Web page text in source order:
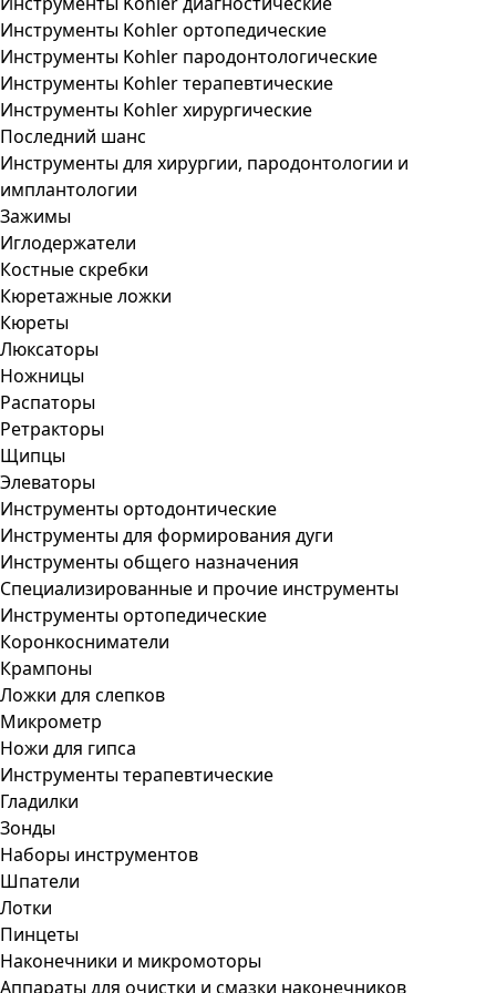
Инструменты Kohler ортопедические
Инструменты Kohler пародонтологические
Инструменты Kohler терапевтические
Инструменты Kohler хирургические
Последний шанс
Инструменты для хирургии, пародонтологии и
имплантологии
Зажимы
Иглодержатели
Костные скребки
Кюретажные ложки
Кюреты
Люксаторы
Ножницы
Распаторы
Ретракторы
Щипцы
Элеваторы
Инструменты ортодонтические
Инструменты для формирования дуги
Инструменты общего назначения
Специализированные и прочие инструменты
Инструменты ортопедические
Коронкосниматели
Крампоны
Ложки для слепков
Микрометр
Ножи для гипса
Инструменты терапевтические
Гладилки
Зонды
Наборы инструментов
Шпатели
Лотки
Пинцеты
Наконечники и микромоторы
Аппараты для очистки и смазки наконечников